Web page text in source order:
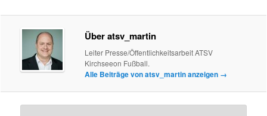
Über atsv_martin
Leiter Presse/Öffentlichkeitsarbeit ATSV
Kirchseeon Fußball.
Alle Beiträge von atsv_martin anzeigen →